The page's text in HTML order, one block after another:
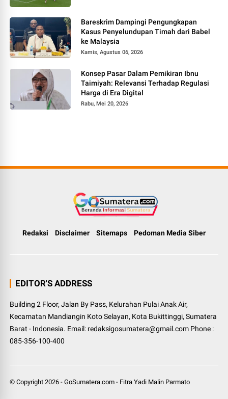
Bareskrim Dampingi Pengungkapan
Kasus Penyelundupan Timah dari Babel
ke Malaysia
Kamis, Agustus 06, 2026
Konsep Pasar Dalam Pemikiran Ibnu
Taimiyah: Relevansi Terhadap Regulasi
Harga di Era Digital
Rabu, Mei 20, 2026
Redaksi Disclaimer Sitemaps Pedoman Media Siber
EDITOR'S ADDRESS
Building 2 Floor, Jalan By Pass, Kelurahan Pulai Anak Air,
Kecamatan Mandiangin Koto Selayan, Kota Bukittinggi, Sumatera
Barat - Indonesia. Email: redaksigosumatera@gmail.com Phone :
085-356-100-400
© Copyright2026 -GoSumatera.com - Fitra Yadi Malin Parmato